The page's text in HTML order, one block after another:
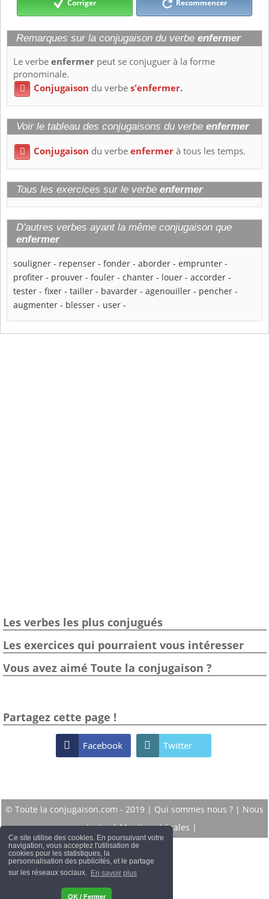
Ce site utilise des cookies. En poursuivant votre
navigation, vous acceptez l'utilisation de
cookies pour les statistiques, la
personnalisation des publicités, et le partage
sur les réseaux sociaux. En savoir plus
OK / Fermer
Corriger Recommencer
Remarques sur la conjugaison du verbe enfermer
Le verbeenfermer peut se conjuguer à la forme
pronominale.
 Conjugaison du verbes'enfermer.
Voir le tableau des conjugaisons du verbe enfermer
 Conjugaison du verbeenfermerà tous les temps.
Tous les exercices sur le verbe enfermer
D'autres verbes ayant la même conjugaison que
enfermer
souligner - repenser - fonder - aborder - emprunter -
profiter - prouver - fouler - chanter - louer - accorder -
tester - fixer - tailler - bavarder - agenouiller - pencher -
augmenter - blesser - user -
Les verbes les plus conjugués
Les exercices qui pourraient vous intéresser
Vous avez aimé Toute la conjugaison ?
Partagez cette page !
 Facebook  Twitter
© Toute la conjugaison.com - 2019 | Qui sommes nous ? | Nous
contacter|Mentions Légales |